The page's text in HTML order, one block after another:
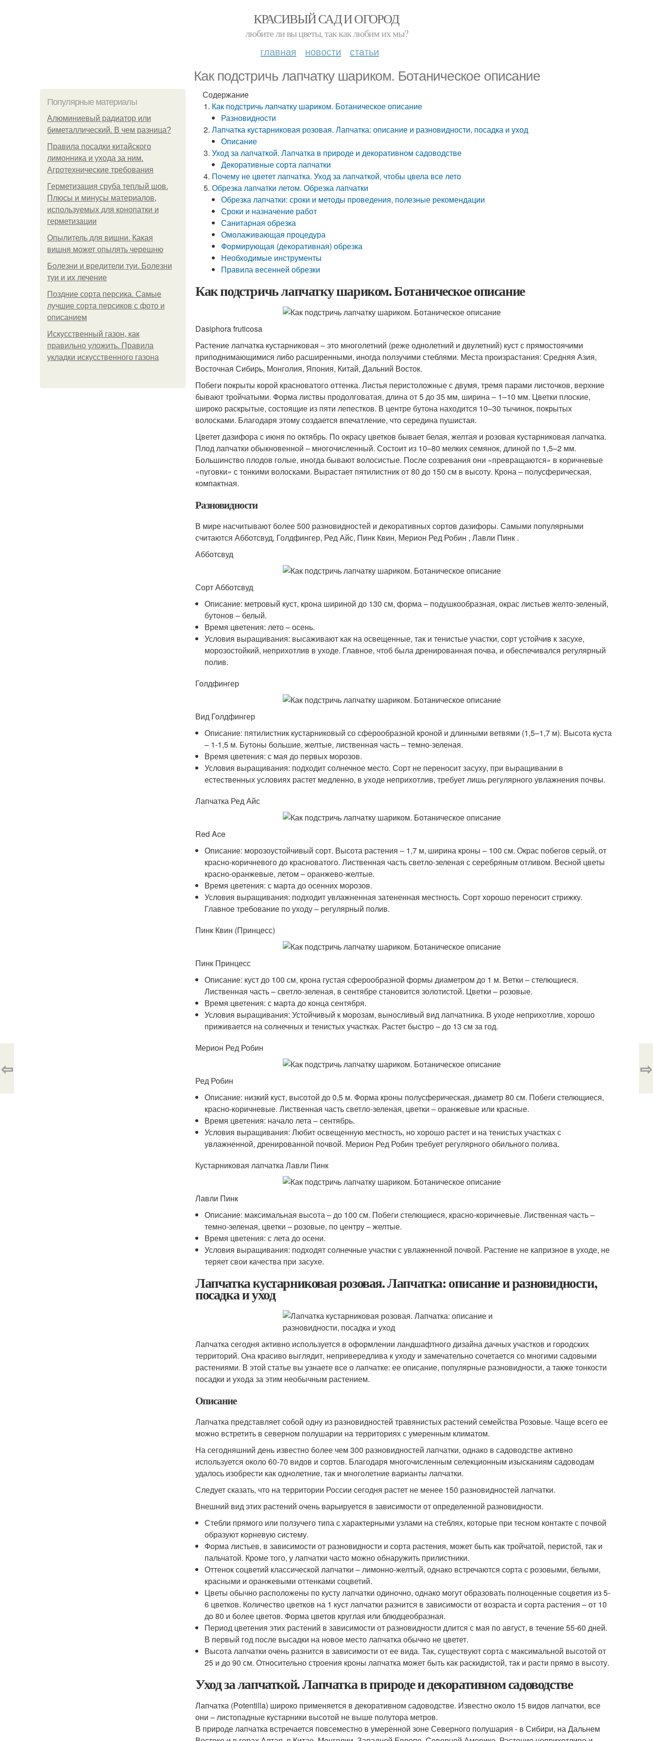
КРАСИВЫЙ САД И ОГОРОД
любите ли вы цветы, так как любим их мы?
главная новости статьи
Как подстричь лапчатку шариком. Ботаническое описание
Популярные материалы
Алюминиевый радиатор или
биметаллический. В чем разница?
Правила посадки китайского
лимонника и ухода за ним.
Агротехнические требования
Герметизация сруба теплый шов.
Плюсы и минусы материалов,
используемых для конопатки и
герметизации
Опылитель для вишни. Какая
вишня может опылять черешню
Болезни и вредители туи. Болезни
туи и их лечение
Поздние сорта персика. Самые
лучшие сорта персиков с фото и
описанием
Искусственный газон, как
правильно уложить. Правила
укладки искусственного газона
Содержание
Как подстричь лапчатку шариком. Ботаническое описание
Разновидности
Лапчатка кустарниковая розовая. Лапчатка: описание и разновидности, посадка и уход
Описание
Уход за лапчаткой. Лапчатка в природе и декоративном садоводстве
Декоративные сорта лапчатки
Почему не цветет лапчатка. Уход за лапчаткой, чтобы цвела все лето
Обрезка лапчатки летом. Обрезка лапчатки
Обрезка лапчатки: сроки и методы проведения, полезные рекомендации
Сроки и назначение работ
Санитарная обрезка
Омолаживающая процедура
Формирующая (декоративная) обрезка
Необходимые инструменты
Правила весенней обрезки
Как подстричь лапчатку шариком. Ботаническое описание
Dasiphora fruticosa
Растение лапчатка кустарниковая – это многолетний (реже однолетний и двулетний) куст с прямостоячими
приподнимающимися либо расширенными, иногда ползучими стеблями. Места произрастания: Средняя Азия,
Восточная Сибирь, Монголия, Япония, Китай, Дальний Восток.
Побеги покрыты корой красноватого оттенка. Листья перистоложные с двумя, тремя парами листочков, верхние
бывают тройчатыми. Форма листвы продолговатая, длина от 5 до 35 мм, ширина – 1–10 мм. Цветки плоские,
широко раскрытые, состоящие из пяти лепестков. В центре бутона находится 10–30 тычинок, покрытых
волосками. Благодаря этому создается впечатление, что середина пушистая.
Цветет дазифора с июня по октябрь. По окрасу цветков бывает белая, желтая и розовая кустарниковая лапчатка.
Плод лапчатки обыкновенной – многочисленный. Состоит из 10–80 мелких семянок, длиной по 1,5–2 мм.
Большинство плодов голые, иногда бывают волосистые. После созревания они «превращаются» в коричневые
«пуговки» с тонкими волосками. Вырастает пятилистник от 80 до 150 см в высоту. Крона – полусферическая,
компактная.
Разновидности
В мире насчитывают более 500 разновидностей и декоративных сортов дазифоры. Самыми популярными
считаются Абботсвуд, Голдфингер, Ред Айс, Пинк Квин, Мерион Ред Робин , Лавли Пинк .
Абботсвуд
Сорт Абботсвуд
Описание: метровый куст, крона шириной до 130 см, форма – подушкообразная, окрас листьев желто-зеленый,
бутонов – белый.
Время цветения: лето – осень.
Условия выращивания: высаживают как на освещенные, так и тенистые участки, сорт устойчив к засухе,
морозостойкий, неприхотлив в уходе. Главное, чтоб была дренированная почва, и обеспечивался регулярный
полив.
Голдфингер
Вид Голдфингер
Описание: пятилистник кустарниковый со сферообразной кроной и длинными ветвями (1,5–1,7 м). Высота куста
– 1-1,5 м. Бутоны большие, желтые, лиственная часть – темно-зеленая.
Время цветения: с мая до первых морозов.
Условия выращивания: подходит солнечное место. Сорт не переносит засуху, при выращивании в
естественных условиях растет медленно, в уходе неприхотлив, требует лишь регулярного увлажнения почвы.
Лапчатка Ред Айс
Red Ace
Описание: морозоустойчивый сорт. Высота растения – 1,7 м, ширина кроны – 100 см. Окрас побегов серый, от
красно-коричневого до красноватого. Лиственная часть светло-зеленая с серебряным отливом. Весной цветы
красно-оранжевые, летом – оранжево-желтые.
Время цветения: с марта до осенних морозов.
Условия выращивания: подходит увлажненная затененная местность. Сорт хорошо переносит стрижку.
Главное требование по уходу – регулярный полив.
Пинк Квин (Принцесс)
Пинк Принцесс
Описание: куст до 100 см, крона густая сферообразной формы диаметром до 1 м. Ветки – стелющиеся.
Лиственная часть – светло-зеленая, в сентябре становится золотистой. Цветки – розовые.
Время цветения: с марта до конца сентября.
Условия выращивания: Устойчивый к морозам, выносливый вид лапчатника. В уходе неприхотлив, хорошо
приживается на солнечных и тенистых участках. Растет быстро – до 13 см за год.
Мерион Ред Робин
Ред Робин
Описание: низкий куст, высотой до 0,5 м. Форма кроны полусферическая, диаметр 80 см. Побеги стелющиеся,
красно-коричневые. Лиственная часть светло-зеленая, цветки – оранжевые или красные.
Время цветения: начало лета – сентябрь.
Условия выращивания: Любит освещенную местность, но хорошо растет и на тенистых участках с
увлажненной, дренированной почвой. Мерион Ред Робин требует регулярного обильного полива.
Кустарниковая лапчатка Лавли Пинк
Лавли Пинк
Описание: максимальная высота – до 100 см. Побеги стелющиеся, красно-коричневые. Лиственная часть –
темно-зеленая, цветки – розовые, по центру – желтые.
Время цветения: с лета до осени.
Условия выращивания: подходят солнечные участки с увлажненной почвой. Растение не капризное в уходе, не
теряет свои качества при засухе.
Лапчатка кустарниковая розовая. Лапчатка: описание и разновидности,
посадка и уход
Лапчатка сегодня активно используется в оформлении ландшафтного дизайна дачных участков и городских
территорий. Она красиво выглядит, непривередлива к уходу и замечательно сочетается со многими садовыми
растениями. В этой статье вы узнаете все о лапчатке: ее описание, популярные разновидности, а также тонкости
посадки и ухода за этим необычным растением.
Описание
Лапчатка представляет собой одну из разновидностей травянистых растений семейства Розовые. Чаще всего ее
можно встретить в северном полушарии на территориях с умеренным климатом.
На сегодняшний день известно более чем 300 разновидностей лапчатки, однако в садоводстве активно
используется около 60-70 видов и сортов. Благодаря многочисленным селекционным изысканиям садоводам
удалось изобрести как однолетние, так и многолетние варианты лапчатки.
Следует сказать, что на территории России сегодня растет не менее 150 разновидностей лапчатки.
Внешний вид этих растений очень варьируется в зависимости от определенной разновидности.
Стебли прямого или ползучего типа с характерными узлами на стеблях, которые при тесном контакте с почвой
образуют корневую систему.
Форма листьев, в зависимости от разновидности и сорта растения, может быть как тройчатой, перистой, так и
пальчатой. Кроме того, у лапчатки часто можно обнаружить прилистники.
Оттенок соцветий классической лапчатки – лимонно-желтый, однако встречаются сорта с розовыми, белыми,
красными и оранжевыми оттенками соцветий.
Цветы обычно расположены по кусту лапчатки одиночно, однако могут образовать полноценные соцветия из 5-
6 цветков. Количество цветков на 1 куст лапчатки разнится в зависимости от возраста и сорта растения – от 10
до 80 и более цветов. Форма цветов круглая или блюдцеобразная.
Период цветения этих растений в зависимости от разновидности длится с мая по август, в течение 55-60 дней.
В первый год после высадки на новое место лапчатка обычно не цветет.
Высота лапчатки очень разнится в зависимости от ее вида. Так, существуют сорта с максимальной высотой от
25 и до 90 см. Относительно строения кроны лапчатка может быть как раскидистой, так и расти прямо в высоту.
Уход за лапчаткой. Лапчатка в природе и декоративном садоводстве
Лапчатка (Potentilla) широко применяется в декоративном садоводстве. Известно около 15 видов лапчатки, все
они – листопадные кустарники высотой не выше полутора метров.
В природе лапчатка встречается повсеместно в умеренной зоне Северного полушария - в Сибири, на Дальнем
⇦ ⇨